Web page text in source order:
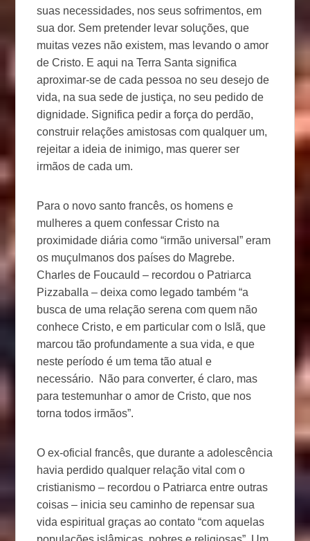
suas necessidades, nos seus sofrimentos, em
sua dor. Sem pretender levar soluções, que
muitas vezes não existem, mas levando o amor
de Cristo. E aqui na Terra Santa significa
aproximar-se de cada pessoa no seu desejo de
vida, na sua sede de justiça, no seu pedido de
dignidade. Significa pedir a força do perdão,
construir relações amistosas com qualquer um,
rejeitar a ideia de inimigo, mas querer ser
irmãos de cada um.
Para o novo santo francês, os homens e
mulheres a quem confessar Cristo na
proximidade diária como “irmão universal” eram
os muçulmanos dos países do Magrebe.
Charles de Foucauld – recordou o Patriarca
Pizzaballa – deixa como legado também “a
busca de uma relação serena com quem não
conhece Cristo, e em particular com o Islã, que
marcou tão profundamente a sua vida, e que
neste período é um tema tão atual e
necessário. Não para converter, é claro, mas
para testemunhar o amor de Cristo, que nos
torna todos irmãos”.
O ex-oficial francês, que durante a adolescência
havia perdido qualquer relação vital com o
cristianismo – recordou o Patriarca entre outras
coisas – inicia seu caminho de repensar sua
vida espiritual graças ao contato “com aquelas